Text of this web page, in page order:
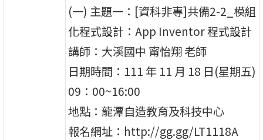
(一) 主題一：[資科非專]共備2-2_模組
化程式設計：App Inventor 程式設計
講師：大溪國中 甯怡翔 老師
日期時間：111 年 11 月 18 日(星期五)
09：00~16:00
地點：龍潭自造教育及科技中心
報名網址：http://gg.gg/LT1118A